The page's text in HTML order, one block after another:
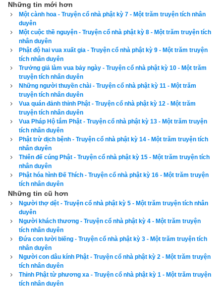
nay. Phiên bản lịch vạn niên 202
không những giao diện đẹp, dễ sử dụng mà còn luận giải
chính xác và chi tiết từng mục giúp độc giả dễ dàng lựa chọn
được ngày tốt, giờ đẹp để khởi sự công việc. Hãy thử một lần
để cảm nhận sự khác biệt so với các phần mềm lịch vạn sự
khác.
Lịch vạn niên - Chọn giờ tốt ngày đẹp
Ngày cần xem
Ngày khởi sự (DL)
Giờ khởi sự
Tác giả bài viết: Thầy Uri – Chuyên gia phong thủy và tâm linh của
Những tin mới hơn
Một cành hoa - Truyện cổ nhà phật kỳ 7 - Một trăm truyện tích nhân
duyên
Một cuộc thề nguyện - Truyện cổ nhà phật kỳ 8 - Một trăm truyện tích
nhân duyên
Phật độ hai vua xuất gia - Truyện cổ nhà phật kỳ 9 - Một trăm truyện
tích nhân duyên
Trưởng giả làm vua bảy ngày - Truyện cổ nhà phật kỳ 10 - Một trăm
truyện tích nhân duyên
Những người thuyền chài - Truyện cổ nhà phật kỳ 11 - Một trăm
truyện tích nhân duyên
Vua quán đảnh thỉnh Phật - Truyện cổ nhà phật kỳ 12 - Một trăm
truyện tích nhân duyên
Vua Pháp Hộ tắm Phật - Truyện cổ nhà phật kỳ 13 - Một trăm truyện
tích nhân duyên
Phật trừ dịch bệnh - Truyện cổ nhà phật kỳ 14 - Một trăm truyện tích
nhân duyên
Thiên đế cúng Phật - Truyện cổ nhà phật kỳ 15 - Một trăm truyện tích
nhân duyên
Phật hóa hình Đế Thích - Truyện cổ nhà phật kỳ 16 - Một trăm truyện
tích nhân duyên
Những tin cũ hơn
Người thợ dệt - Truyện cổ nhà phật kỳ 5 - Một trăm truyện tích nhân
duyên
Người khách thương - Truyện cổ nhà phật kỳ 4 - Một trăm truyện
tích nhân duyên
Đứa con lười biếng - Truyện cổ nhà phật kỳ 3 - Một trăm truyện tích
nhân duyên
Người con dâu kính Phật - Truyện cổ nhà phật kỳ 2 - Một trăm truyện
tích nhân duyên
Thỉnh Phật từ phương xa - Truyện cổ nhà phật kỳ 1 - Một trăm truyện
tích nhân duyên